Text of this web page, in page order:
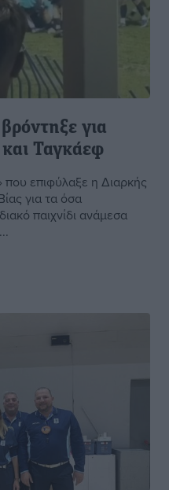
για
Ταγκάεφ
που επιφύλαξε η Διαρκής
για τα όσα
παιχνίδι ανάμεσα